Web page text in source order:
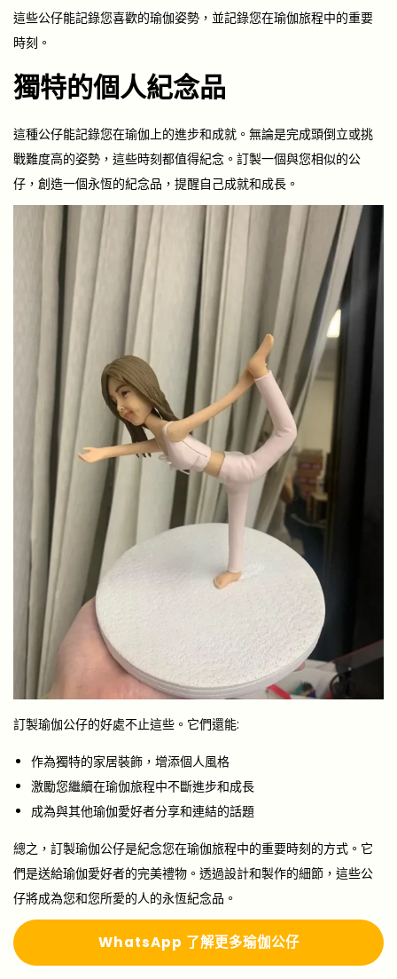
這些公仔能記錄您喜歡的瑜伽姿勢，並記錄您在瑜伽旅程中的重要
時刻。
獨特的個人紀念品
這種公仔能記錄您在瑜伽上的進步和成就。無論是完成頭倒立或挑
戰難度高的姿勢，這些時刻都值得紀念。訂製一個與您相似的公
仔，創造一個永恆的紀念品，提醒自己成就和成長。
訂製瑜伽公仔的好處不止這些。它們還能:
作為獨特的家居裝飾，增添個人風格
激勵您繼續在瑜伽旅程中不斷進步和成長
成為與其他瑜伽愛好者分享和連結的話題
總之，訂製瑜伽公仔是紀念您在瑜伽旅程中的重要時刻的方式。它
們是送給瑜伽愛好者的完美禮物。透過設計和製作的細節，這些公
仔將成為您和您所愛的人的永恆紀念品。
WhatsApp 了解更多瑜伽公仔